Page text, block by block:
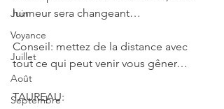
Juin
Voyance
Juillet
Août
Septembre
humeur sera changeant…
Conseil: mettez de la distance avec
tout ce qui peut venir vous gêner…
TAUREAU: